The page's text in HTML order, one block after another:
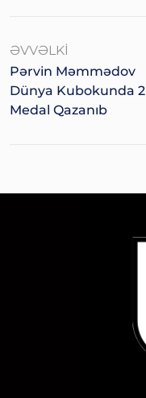
ƏVVƏLKI
Pərvin Məmmədov
Dünya Kubokunda 2
Medal Qazanıb